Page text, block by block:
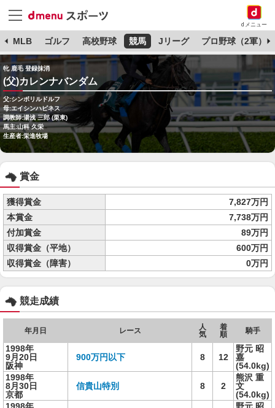
dメニュー
MLB ゴルフ 高校野球 競馬 Jリーグ プロ野球（2軍）
牝 鹿毛 登録抹消
(父)カレンナバンダム
父:シンボリルドルフ
母:エイシンハピネス
調教師:湯浅 三郎 (栗東)
馬主:山科 久栄
生産者:栄進牧場
賞金
獲得賞金
7,827万円
本賞金
7,738万円
付加賞金
89万円
収得賞金（平地）
600万円
収得賞金（障害）
0万円
競走成績
年月日 レース
人
気
着
順
騎手
1998年
9月20日
阪神
900万円以下 8 12
野元 昭
嘉
(54.0kg)
1998年
8月30日
京都
信貴山特別 8 2
熊沢 重
文
(54.0kg)